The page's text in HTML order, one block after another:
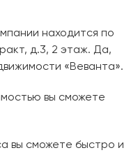
находится по
д.3, 2 этаж. Да,
«Веванта».
вы сможете
вы сможете быстро и